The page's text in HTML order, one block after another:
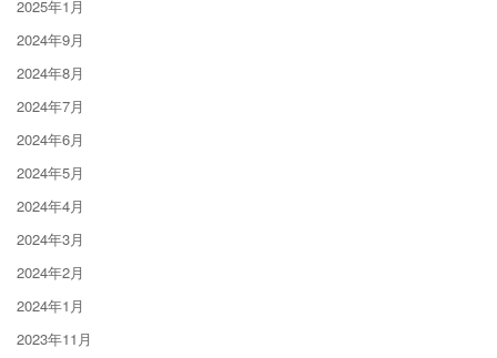
2025年1月
2024年9月
2024年8月
2024年7月
2024年6月
2024年5月
2024年4月
2024年3月
2024年2月
2024年1月
2023年11月